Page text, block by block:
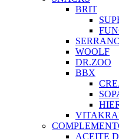
BRIT
WOOLF
DR.ZOO
BBX
ACEITE